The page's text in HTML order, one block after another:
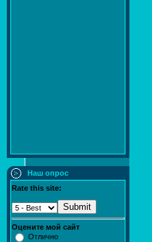
Наш опрос
Rate this site:
Submit
Оцените мой сайт
Отлично